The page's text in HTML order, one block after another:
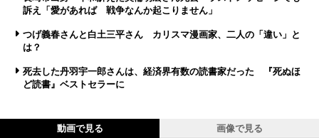
訴え「愛があれば 戦争なんか起こりません」
つげ義春さんと白土三平さん カリスマ漫画家、二人の「違い」と
は？
死去した丹羽宇一郎さんは、経済界有数の読書家だった 『死ぬほ
ど読書』ベストセラーに
動画で見る 画像で見る